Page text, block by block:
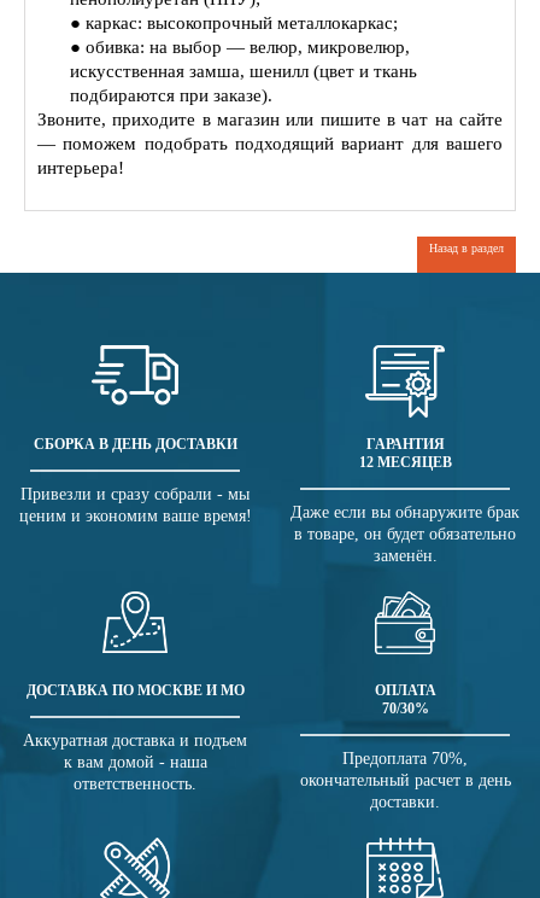
● каркас: высокопрочный металлокаркас;
● обивка: на выбор — велюр, микровелюр,
искусственная замша, шенилл (цвет и ткань
подбираются при заказе).
Звоните, приходите в магазин или пишите в чат на сайте
— поможем подобрать подходящий вариант для вашего
интерьера!
Назад в раздел
СБОРКА В ДЕНЬ ДОСТАВКИ
Привезли и сразу собрали - мы
ценим и экономим ваше время!
ГАРАНТИЯ
12 МЕСЯЦЕВ
Даже если вы обнаружите брак
в товаре, он будет обязательно
заменён.
ДОСТАВКА ПО МОСКВЕ И МО
Аккуратная доставка и подъем
к вам домой - наша
ответственность.
ОПЛАТА
70/30%
Предоплата 70%,
окончательный расчет в день
доставки.